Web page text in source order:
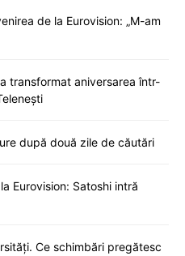
de la Eurovision: „M-am
transformat aniversarea într-
după două zile de căutări
Eurovision: Satoshi intră
Ce schimbări pregătesc